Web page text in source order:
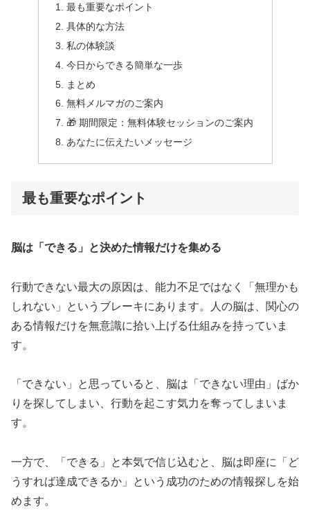
最も重要なポイント
具体的な方法
私の体験談
今日からできる簡単な一歩
まとめ
無料メルマガのご案内
🎁 期間限定：無料体験セッションのご案内
あなたに伝えたいメッセージ
最も重要なポイント
脳は「できる」と決めた情報だけを集める
行動できない最大の原因は、能力不足ではなく「無理かも
しれない」というブレーキにあります。人の脳は、関心の
ある情報だけを無意識に拾い上げる仕組みを持っていま
す。
「できない」と思っていると、脳は「できない理由」ばか
りを探してしまい、行動を起こす気力を奪ってしまいま
す。
一方で、「できる」と本気で信じ込むと、脳は即座に「ど
うすれば達成できるか」という成功のための情報探しを始
めます。